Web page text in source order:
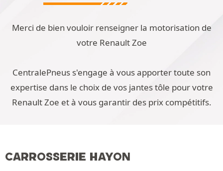
Merci de bien vouloir renseigner la motorisation de
votre Renault Zoe
CentralePneus s'engage à vous apporter toute son
expertise dans le choix de vos jantes tôle pour votre
Renault Zoe et à vous garantir des prix compétitifs.
CARROSSERIE HAYON